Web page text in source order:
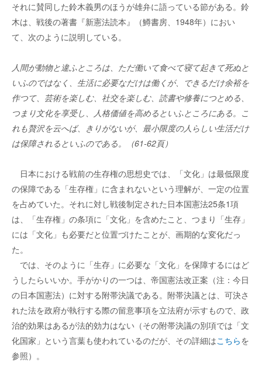
それに賛同した鈴木義男のほうが雄弁に語っている節がある。鈴
木は、戦後の著書『新憲法読本』（鱒書房、1948年）におい
て、次のように説明している。
人間が動物と違ふところは、ただ働いて食べて寝て起きて死ぬと
いふのではなく、生活に必要なだけは働くが、できるだけ余裕を
作つて、芸術を楽しむ、社交を楽しむ、読書や修養につとめる、
つまり文化を享受し、人格価値を高めるといふところにある。こ
れも贅沢を云へば、きりがないが、最小限度の人らしい生活だけ
は保障されるといふのである。（61-62頁）
日本における戦前の生存権の思想史では、「文化」は最低限度
の保障である「生存権」に含まれないという理解が、一定の位置
を占めていた。それに対し戦後制定された日本国憲法25条1項
は、「生存権」の条項に「文化」を含めたこと、つまり「生存」
には「文化」も必要だと位置づけたことが、画期的な変化だっ
た。
では、そのように「生存」に必要な「文化」を保障するにはど
うしたらいいか。手がかりの一つは、帝国憲法改正案（注：今日
の日本国憲法）に対する附帯決議である。附帯決議とは、可決さ
れた法を政府が執行する際の留意事項を立法府が示すもので、政
治的効果はあるが法的効力はない（その附帯決議の別項では「文
化国家」という言葉も使われているのだが、その詳細はこちらを
参照）。